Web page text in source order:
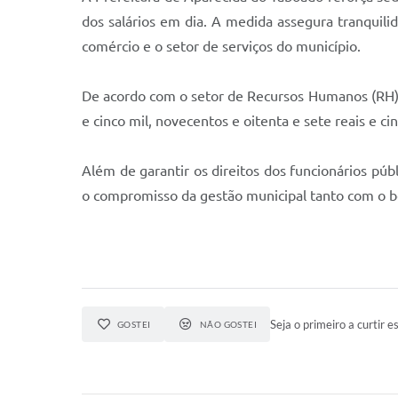
dos salários em dia. A medida assegura
comércio e o setor de serviços do município.
De acordo com o setor de Recursos Humanos
e cinco mil, novecentos e oitenta e sete reais e
Além de garantir os direitos dos funcionários
o compromisso da gestão municipal tanto com o
GOSTEI NÃO GOSTEI Seja o primeiro a curtir